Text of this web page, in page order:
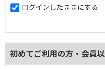
ログインしたままにする
初めてご利用の方・会員